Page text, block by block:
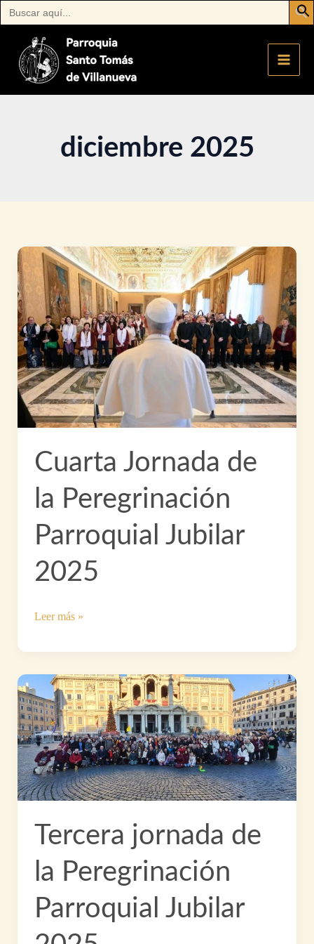
Buscar:
contenido
diciembre 2025
Cuarta Jornada de
la Peregrinación
Parroquial Jubilar
2025
Cuarta
de
Peregrinación
Parroquial
Jubilar
2025
Leer más »
Tercera jornada de
la Peregrinación
Parroquial Jubilar